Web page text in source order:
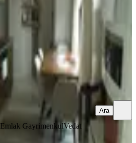
₺
Vedat Karaca
GayrimenkulVedat
Ara